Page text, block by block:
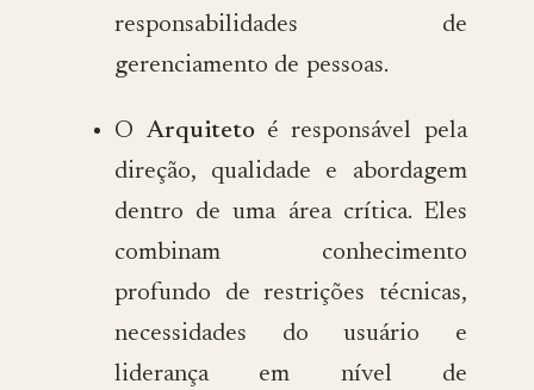
responsabilidades de
gerenciamento de pessoas.
O Arquitetoé responsável pela
direção, qualidade e abordagem
dentro de uma área crítica. Eles
combinam conhecimento
profundo de restrições técnicas,
necessidades do usuário e
liderança em nível de